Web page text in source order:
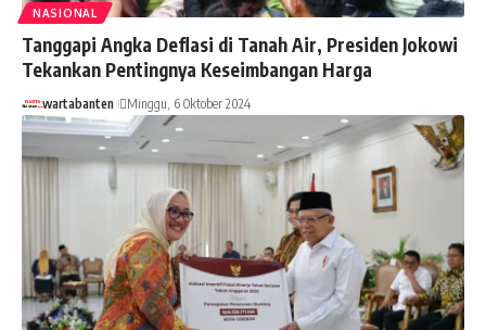
NASIONAL
Tanggapi Angka Deflasi di Tanah Air, Presiden Jokowi
Tekankan Pentingnya Keseimbangan Harga
wartabanten Minggu, 6 Oktober 2024